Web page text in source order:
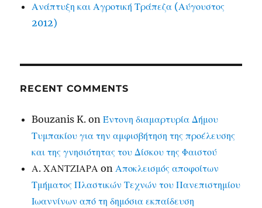
Ανάπτυξη και Αγροτική Τράπεζα (Αύγουστος
2012)
RECENT COMMENTS
Bouzanis K. onΈντονη διαμαρτυρία Δήμου
Τυμπακίου για την αμφισβήτηση της προέλευσης
και της γνησιότητας του Δίσκου της Φαιστού
Α. ΧΑΝΤΖΙΑΡΑ onΑποκλεισμός αποφοίτων
Τμήματος Πλαστικών Τεχνών του Πανεπιστημίου
Ιωαννίνων από τη δημόσια εκπαίδευση